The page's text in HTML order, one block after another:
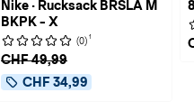
Nike · Rucksack BRSLA M
BKPK - X
(0) 1
CHF 49,99
CHF 34,99